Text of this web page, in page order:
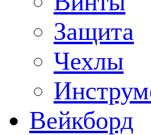
Защита
Чехлы
Вейкборд